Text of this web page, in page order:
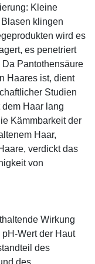
Kleine
klingen
wird es
es penetriert
Pantothensäure
Haares ist, dient
Studien
dem Haar lang
Kämmbarkeit der
Haar,
verdickt das
von
Wirkung
Wert der Haut
des
des